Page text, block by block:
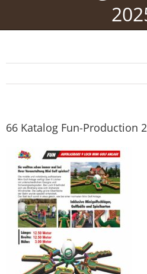
66 Katalog Fun-Production